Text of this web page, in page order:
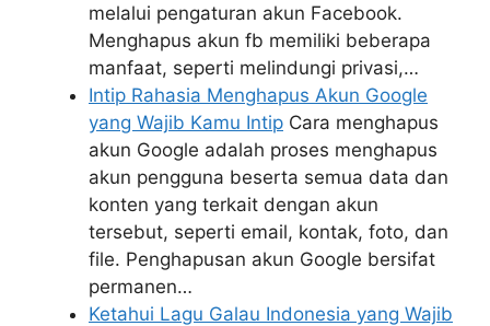
melalui pengaturan akun Facebook.
Menghapus akun fb memiliki beberapa
manfaat, seperti melindungi privasi,…
Intip Rahasia Menghapus Akun Google
yang Wajib Kamu Intip Cara menghapus
akun Google adalah proses menghapus
akun pengguna beserta semua data dan
konten yang terkait dengan akun
tersebut, seperti email, kontak, foto, dan
file. Penghapusan akun Google bersifat
permanen…
Ketahui Lagu Galau Indonesia yang Wajib